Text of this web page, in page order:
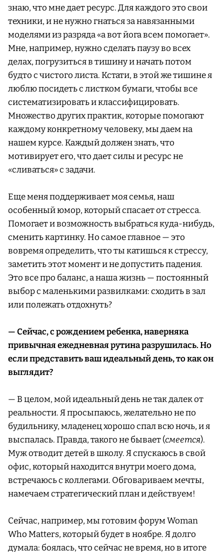
знаю, что мне дает ресурс. Для каждого это свои
техники, и не нужно гнаться за навязанными
моделями из разряда «а вот йога всем помогает».
Мне, например, нужно сделать паузу во всех
делах, погрузиться в тишину и начать потом
будто с чистого листа. Кстати, в этой же тишине я
люблю посидеть с листком бумаги, чтобы все
систематизировать и классифицировать.
Множество других практик, которые помогают
каждому конкретному человеку, мы даем на
нашем курсе. Каждый должен знать, что
мотивирует его, что дает силы и ресурс не
«сливаться» с задачи.
Еще меня поддерживает моя семья, наш
особенный юмор, который спасает от стресса.
Помогает и возможность выбраться куда-нибудь,
сменить картинку. Но самое главное — это
вовремя определить, что ты катишься к стрессу,
заметить этот момент и не допустить падения.
Это все про баланс, а наша жизнь — постоянный
выбор с маленькими развилками: сходить в зал
или полежать отдохнуть?
— Сейчас, с рождением ребенка, наверняка
привычная ежедневная рутина разрушилась. Но
если представить ваш идеальный день, то как он
выглядит?
— В целом, мой идеальный день не так далек от
реальности. Я просыпаюсь, желательно не по
будильнику, младенец хорошо спал всю ночь, и я
выспалась. Правда, такого не бывает (смеется).
Муж отводит детей в школу. Я спускаюсь в свой
офис, который находится внутри моего дома,
встречаюсь с коллегами. Обговариваем мечты,
намечаем стратегический план и действуем!
Сейчас, например, мы готовим форум Woman
Who Matters, который будет в ноябре. Я долго
думала: боялась, что сейчас не время, но в итоге